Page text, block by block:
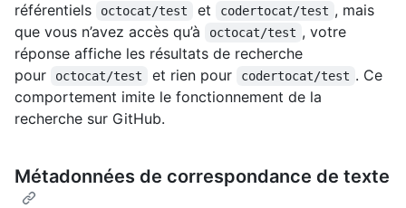
référentiels
octocat/test et codertocat/test , mais
que vous n’avez accès qu’à
octocat/test , votre
réponse affiche les résultats de recherche
pour
octocat/test et rien pour codertocat/test . Ce
comportement imite le fonctionnement de la
recherche sur GitHub.
Métadonnées de correspondance de texte